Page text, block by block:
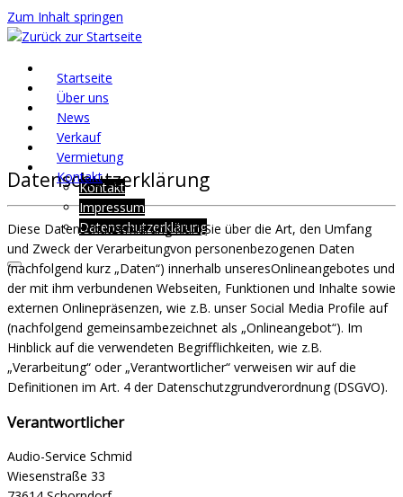
Zum Inhalt springen
Startseite
Über uns
News
Verkauf
Vermietung
Kontakt
Kontakt
Impressum
Datenschutzerklärung
Datenschutzerklärung
Diese Datenschutzerklärung klärt Sie über die Art, den Umfang
und Zweck der Verarbeitungvon personenbezogenen Daten
(nachfolgend kurz „Daten“) innerhalb unseresOnlineangebotes und
der mit ihm verbundenen Webseiten, Funktionen und Inhalte sowie
externen Onlinepräsenzen, wie z.B. unser Social Media Profile auf
(nachfolgend gemeinsambezeichnet als „Onlineangebot“). Im
Hinblick auf die verwendeten Begrifflichkeiten, wie z.B.
„Verarbeitung“ oder „Verantwortlicher“ verweisen wir auf die
Definitionen im Art. 4 der Datenschutzgrundverordnung (DSGVO).
Verantwortlicher
Audio-Service Schmid
Wiesenstraße 33